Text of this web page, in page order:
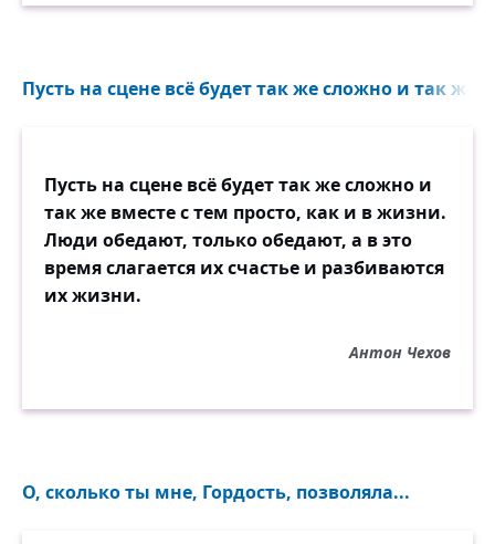
Пусть на сцене всё будет так же сложно и так же
Пусть на сцене всё будет так же сложно и
так же вместе с тем просто, как и в жизни.
Люди обедают, только обедают, а в это
время слагается их счастье и разбиваются
их жизни.
Антон Чехов
О, сколько ты мне, Гордость, позволяла...